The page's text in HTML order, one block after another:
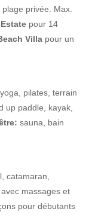
privée. Max.
pour 14
Villa pour un
pilates, terrain
up paddle, kayak,
sauna, bain
catamaran,
massages et
pour débutants